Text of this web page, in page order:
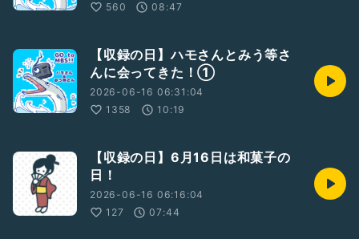
560
08:47
【収録の日】ハモさんとみう等さ
んに会ってきた！①
2026-06-16 06:31:04
1358
10:19
【収録の日】6月16日は和菓子の
日！
2026-06-16 06:16:04
127
07:44